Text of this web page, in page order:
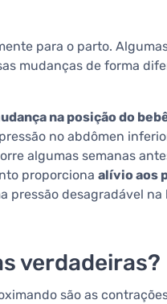
para o parto.
mudanças de forma
na posição do
no abdômen
algumas semanas
proporciona alívio aos
pressão desagradável
verdadeiras?
são as